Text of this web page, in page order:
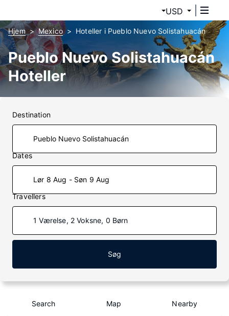
USD
Hjem Mexico Hoteller i Pueblo Nuevo Solistahuacán
Pueblo Nuevo Solistahuacán
Hoteller
Destination
Dates
Lør 8 Aug - Søn 9 Aug
Travellers
1 Værelse, 2 Voksne, 0 Børn
Søg
Search Map Nearby